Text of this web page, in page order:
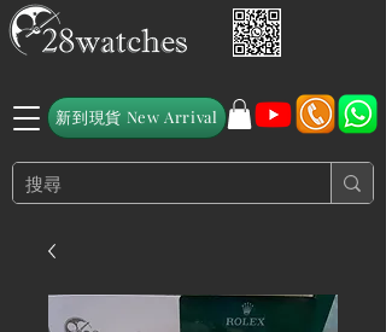
新到現貨 New Arrival